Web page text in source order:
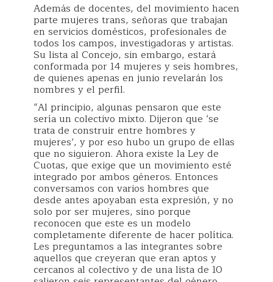
Además de docentes, del movimiento hacen
parte mujeres trans, señoras que trabajan
en servicios domésticos, profesionales de
todos los campos, investigadoras y artistas.
Su lista al Concejo, sin embargo, estará
conformada por 14 mujeres y seis hombres,
de quienes apenas en junio revelarán los
nombres y el perfil.
“Al principio, algunas pensaron que este
sería un colectivo mixto. Dijeron que ‘se
trata de construir entre hombres y
mujeres’, y por eso hubo un grupo de ellas
que no siguieron. Ahora existe la Ley de
Cuotas, que exige que un movimiento esté
integrado por ambos géneros. Entonces
conversamos con varios hombres que
desde antes apoyaban esta expresión, y no
solo por ser mujeres, sino porque
reconocen que este es un modelo
completamente diferente de hacer política.
Les preguntamos a las integrantes sobre
aquellos que creyeran que eran aptos y
cercanos al colectivo y de una lista de 10